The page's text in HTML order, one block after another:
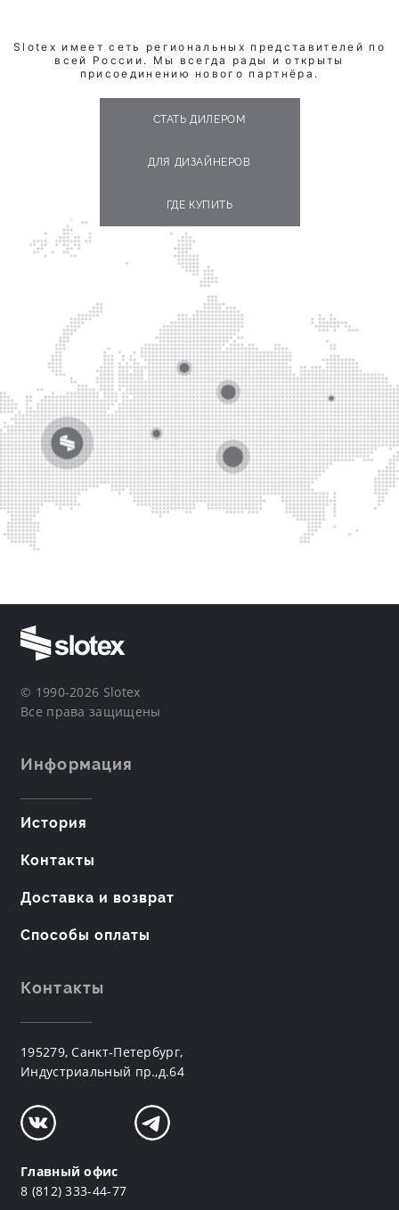
Slotex имеет сеть региональных представителей по
всей России. Мы всегда рады и открыты
присоединению нового партнёра.
СТАТЬ ДИЛЕРОМ
ДЛЯ ДИЗАЙНЕРОВ
ГДЕ КУПИТЬ
© 1990-2026 Slotex
Все права защищены
Информация
История
Контакты
Доставка и возврат
Способы оплаты
Контакты
195279, Санкт-Петербург,
Индустриальный пр.,д.64
Главный офис
8 (812) 333-44-77